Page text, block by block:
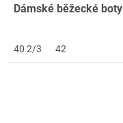
Dámské běžecké boty
40 2/3 42